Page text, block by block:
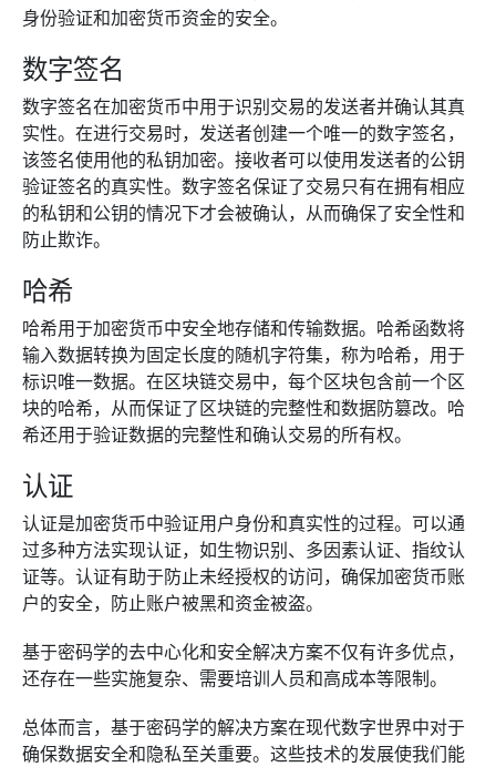
身份验证和加密货币资金的安全。
数字签名
数字签名在加密货币中用于识别交易的发送者并确认其真
实性。在进行交易时，发送者创建一个唯一的数字签名，
该签名使用他的私钥加密。接收者可以使用发送者的公钥
验证签名的真实性。数字签名保证了交易只有在拥有相应
的私钥和公钥的情况下才会被确认，从而确保了安全性和
防止欺诈。
哈希
哈希用于加密货币中安全地存储和传输数据。哈希函数将
输入数据转换为固定长度的随机字符集，称为哈希，用于
标识唯一数据。在区块链交易中，每个区块包含前一个区
块的哈希，从而保证了区块链的完整性和数据防篡改。哈
希还用于验证数据的完整性和确认交易的所有权。
认证
认证是加密货币中验证用户身份和真实性的过程。可以通
过多种方法实现认证，如生物识别、多因素认证、指纹认
证等。认证有助于防止未经授权的访问，确保加密货币账
户的安全，防止账户被黑和资金被盗。
基于密码学的去中心化和安全解决方案不仅有许多优点，
还存在一些实施复杂、需要培训人员和高成本等限制。
总体而言，基于密码学的解决方案在现代数字世界中对于
确保数据安全和隐私至关重要。这些技术的发展使我们能